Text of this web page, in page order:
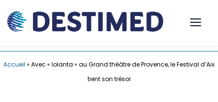
Accueil » Avec « Iolanta » au Grand théâtre de Provence, le Festival d’Aix
tient son trésor